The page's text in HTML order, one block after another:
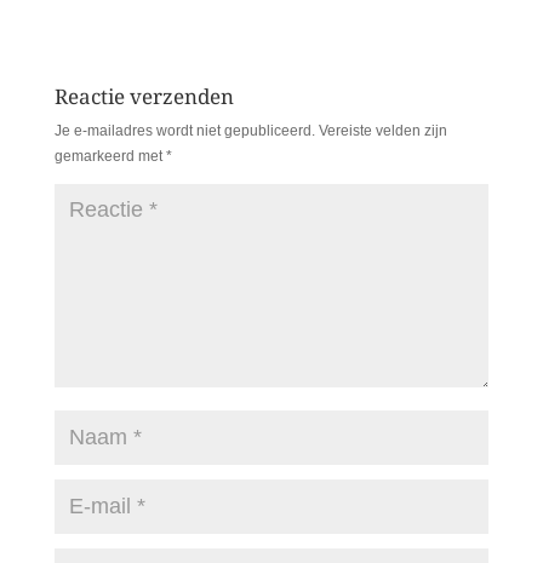
Reactie verzenden
Je e-mailadres wordt niet gepubliceerd. Vereiste velden zijn
gemarkeerd met*